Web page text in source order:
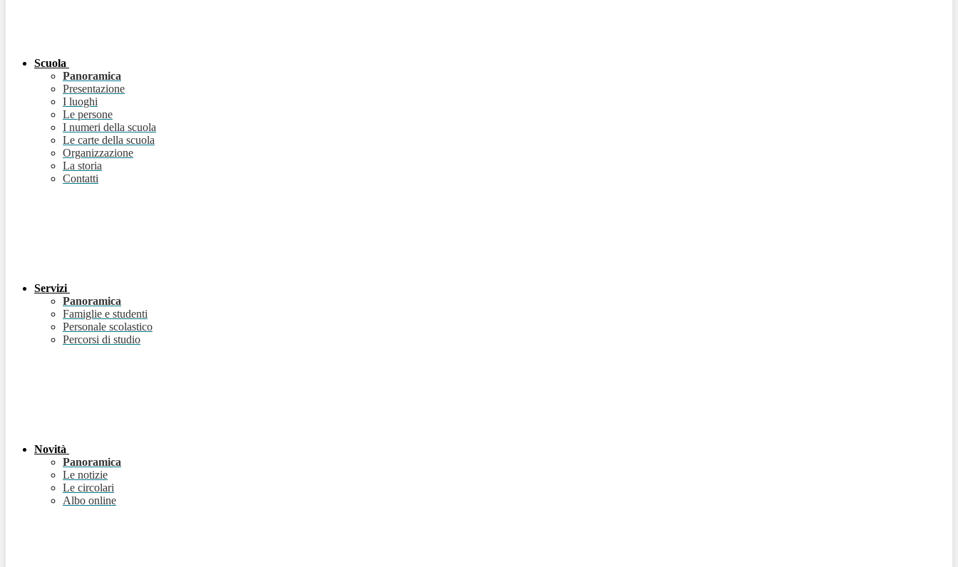
Scuola
Panoramica
Presentazione
I luoghi
Le persone
I numeri della scuola
Le carte della scuola
Organizzazione
La storia
Contatti
Servizi
Panoramica
Famiglie e studenti
Personale scolastico
Percorsi di studio
Novità
Panoramica
Le notizie
Le circolari
Albo online